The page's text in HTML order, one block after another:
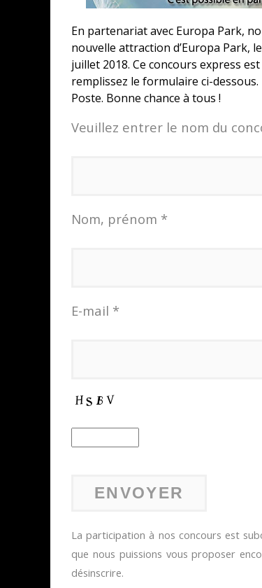
En partenariat avec Europa Park,
nouvelle attraction d’Europa Park,
juillet 2018. Ce concours express
remplissez le formulaire ci-
Poste. Bonne chance à tous !
Veuillez entrer le nom du
Nom, prénom *
E-mail *
La participation à nos concours est
que nous puissions vous proposer
désinscrire.